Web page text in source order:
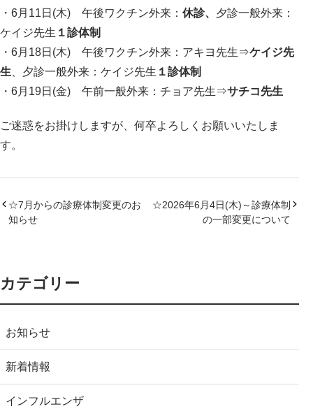
・6月11日(木) 午後ワクチン外来： 休診、 夕診一般外来：
ケイジ先生 １診体制
・6月18日(木) 午後ワクチン外来：アキヨ先生⇒ケイジ先
生 、夕診一般外来：ケイジ先生 １診体制
・6月19日(金) 午前一般外来：チョア先生⇒サチコ先生
ご迷惑をお掛けしますが、何卒よろしくお願いいたしま
す。
☆7月からの診療体制変更のお
知らせ
☆2026年6月4日(木)～診療体制
の一部変更について
カテゴリー
お知らせ
新着情報
インフルエンザ